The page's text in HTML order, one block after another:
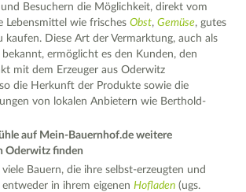
Besuchern die Möglichkeit, direkt vom
Lebensmittel wie frischesObst,Gemüse, gutes
kaufen. Diese Art der Vermarktung, auch als
ermöglicht es den Kunden, den
mit dem Erzeuger aus Oderwitz
die Herkunft der Produkte sowie die
von lokalen Anbietern wie Berthold-
auf Mein-Bauernhof.de weitere
Oderwitz finden
Bauern, die ihre selbst-erzeugten und
in ihrem eigenenHofladen (ugs.